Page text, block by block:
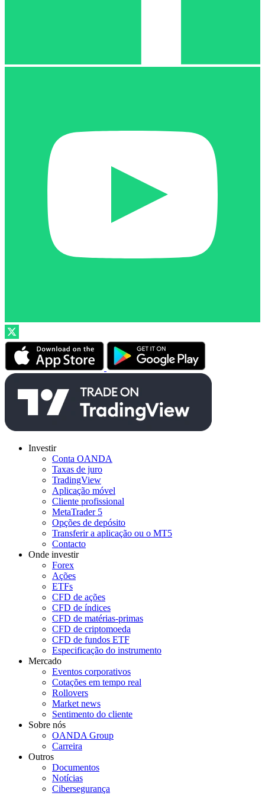
Investir
Conta OANDA
Taxas de juro
TradingView
Aplicação móvel
Cliente profissional
MetaTrader 5
Opções de depósito
Transferir a aplicação ou o MT5
Contacto
Onde investir
Forex
Ações
ETFs
CFD de ações
CFD de índices
CFD de matérias-primas
CFD de criptomoeda
CFD de fundos ETF
Especificação do instrumento
Mercado
Eventos corporativos
Cotações em tempo real
Rollovers
Market news
Sentimento do cliente
Sobre nós
OANDA Group
Carreira
Outros
Documentos
Notícias
Cibersegurança